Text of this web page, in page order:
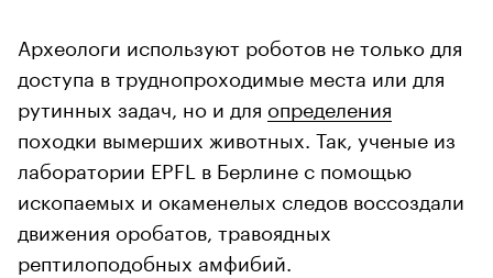
Археологи используют роботов не только для
доступа в труднопроходимые места или для
рутинных задач, но и для определения
походки вымерших животных. Так, ученые из
лаборатории EPFL в Берлине с помощью
ископаемых и окаменелых следов воссоздали
движения оробатов, травоядных
рептилоподобных амфибий.